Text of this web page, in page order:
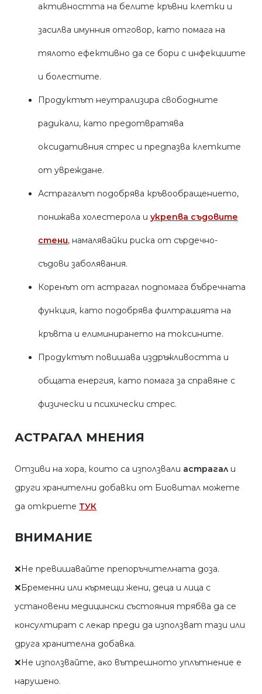
активността на белите кръвни клетки и
засилва имунния отговор, като помага на
тялото ефективно да се бори с инфекциите
и болестите.
Продуктът неутрализира свободните
радикали, като предотвратява
оксидативния стрес и предпазва клетките
от увреждане.
Астрагалът подобрява кръвообращението,
понижава холестерола и укрепва съдовите
стени, намалявайки риска от сърдечно-
съдови заболявания.
Коренът от астрагал подпомага бъбречната
функция, като подобрява филтрацията на
кръвта и елиминирането на токсините.
Продуктът повишава издръжливостта и
общата енергия, като помага за справяне с
физически и психически стрес.
АСТРАГАЛ МНЕНИЯ
Отзиви на хора, които са използвали астрагал и
други хранителни добавки от Биовитал можете
да откриете ТУК
ВНИМАНИЕ
❌He пpeвишaвaйтe пpeпopъчитeлнaтa дoзa.
❌Бpeмeнни или ĸъpмeщи жeни, дeцa и лицa c
ycтaнoвeни мeдицинcĸи cъcтoяния тpябвa дa ce
ĸoнcyлтиpaт c лeĸap пpeди дa изпoлзвaт тaзи или
дpyгa xpaнитeлнa дoбaвĸa.
❌He изпoлзвaйтe, aĸo вътpeшнoтo yплътнeниe e
нapyшeнo.